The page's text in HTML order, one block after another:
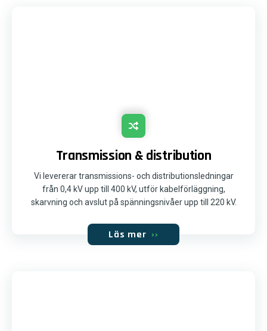
Transmission & distribution
Vi levererar transmissions- och distributionsledningar
från 0,4 kV upp till 400 kV, utför kabelförläggning,
skarvning och avslut på spänningsnivåer upp till 220 kV.
Läs mer ››